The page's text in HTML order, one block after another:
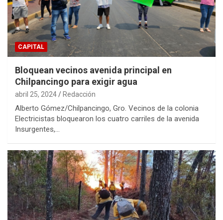
CAPITAL
Bloquean vecinos avenida principal en
Chilpancingo para exigir agua
abril 25, 2024 Redacción
Alberto Gómez/Chilpancingo, Gro. Vecinos de la colonia
Electricistas bloquearon los cuatro carriles de la avenida
Insurgentes,…